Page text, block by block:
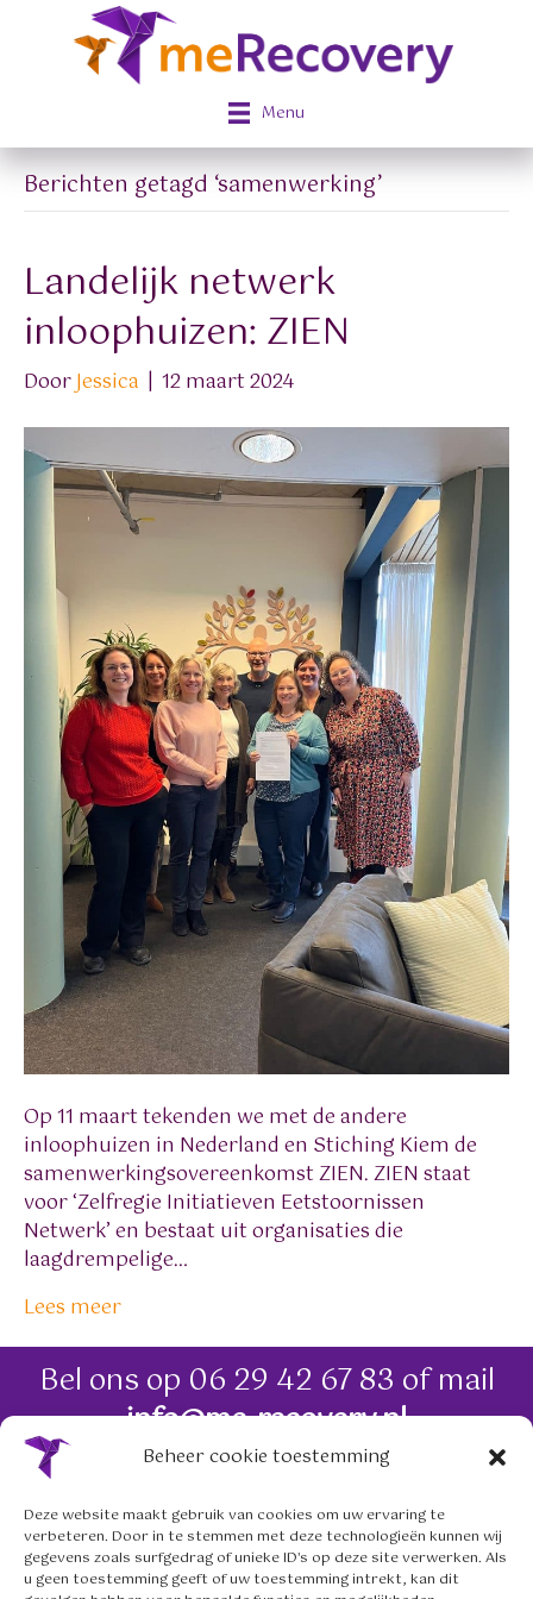
Beheer cookie toestemming
Deze website maakt gebruik van cookies om uw ervaring te
verbeteren. Door in te stemmen met deze technologieën kunnen wij
gegevens zoals surfgedrag of unieke ID's op deze site verwerken. Als
u geen toestemming geeft of uw toestemming intrekt, kan dit
Menu
Berichten getagd ‘samenwerking’
Landelijk netwerk
inloophuizen: ZIEN
DoorJessica | 12 maart 2024
Op 11 maart tekenden we met de andere
inloophuizen in Nederland en Stiching Kiem de
samenwerkingsovereenkomst ZIEN. ZIEN staat
voor ‘Zelfregie Initiatieven Eetstoornissen
Netwerk’ en bestaat uit organisaties die
laagdrempelige…
Lees meer
Bel ons op 06 29 42 67 83 of mail
info@me-recovery.nl
06 29 42 67 83
info@me-recovery.nl